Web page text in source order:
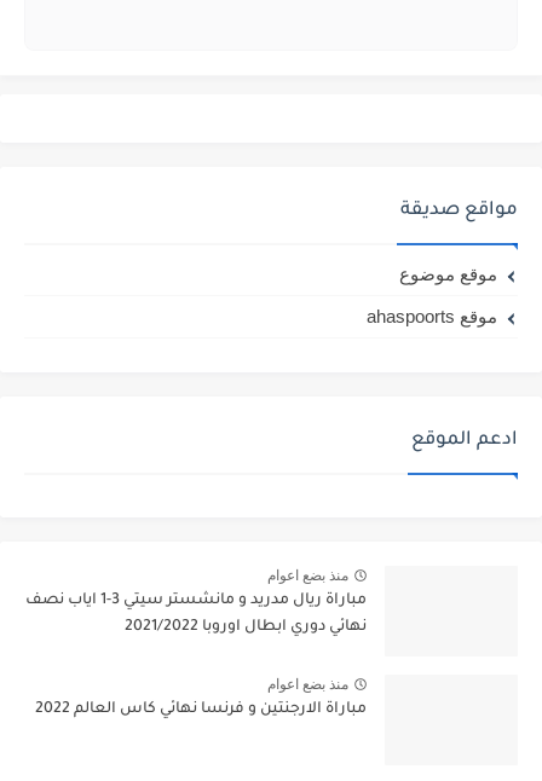
مواقع صديقة
موقع موضوع
موقع ahaspoorts
ادعم الموقع
منذ بضع اعوام
مباراة ريال مدريد و مانشستر سيتي 3-1 اياب نصف
نهائي دوري ابطال اوروبا 2021/2022
منذ بضع اعوام
مباراة الارجنتين و فرنسا نهائي كاس العالم 2022